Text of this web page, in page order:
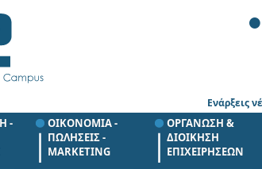
Ενάρξεις
-
ΟΙΚΟΝΟΜΙΑ -
ΠΩΛΗΣΕΙΣ -
MARKETING
ΟΡΓΑΝΩΣΗ &
ΔΙΟΙΚΗΣΗ
ΕΠΙΧΕΙΡΗΣΕΩΝ